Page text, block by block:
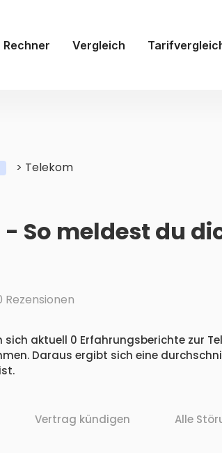
Rechner Vergleich
> Telekom
So meldest du
Rezensionen
aktuell 0 Erfahrungsberichte zur
Daraus ergibt sich eine
Vertrag kündigen Alle